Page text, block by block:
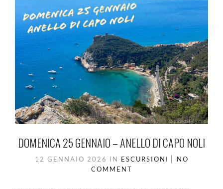
DOMENICA 25 GENNAIO – ANELLO DI CAPO NOLI
12 GENNAIO 2026 IN ESCURSIONI
NO
COMMENT